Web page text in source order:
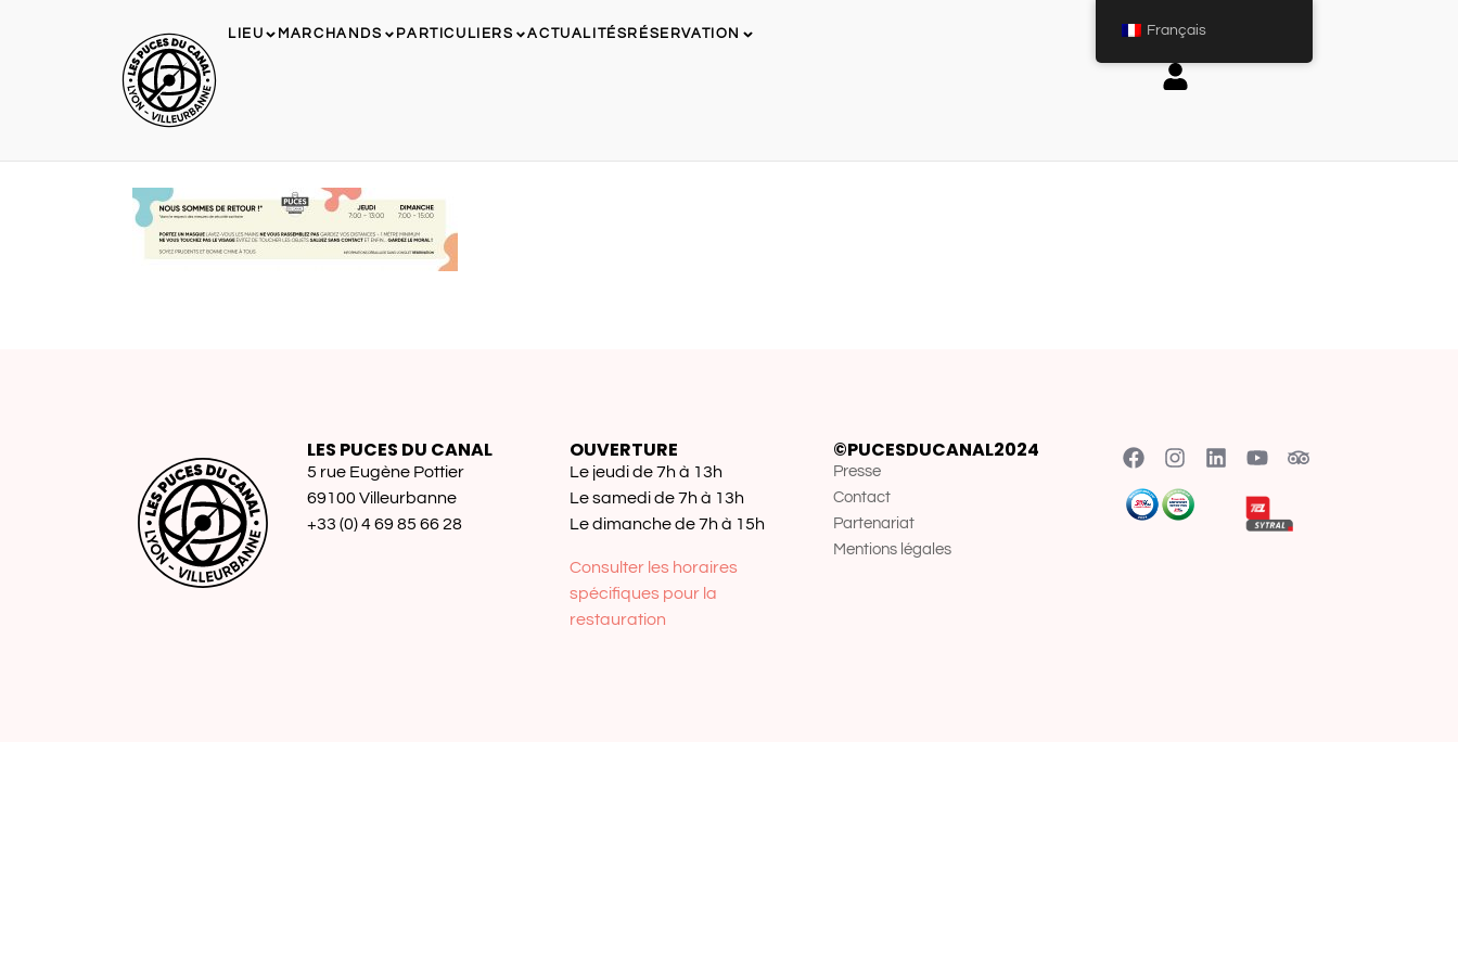
LIEU MARCHANDS PARTICULIERS ACTUALITÉS RÉSERVATION
LES PUCES DU CANAL
5 rue Eugène Pottier
69100 Villeurbanne
+33 (0) 4 69 85 66 28
OUVERTURE
Le jeudi de 7h à 13h
Le samedi de 7h à 13h
Le dimanche de 7h à 15h
Consulter les horaires
spécifiques pour la
restauration
©PUCESDUCANAL2024
Presse
Contact
Partenariat
Mentions légales
Français